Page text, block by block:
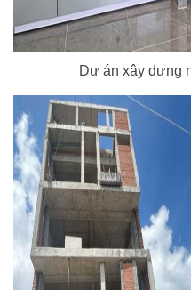
Dự án xây dựng